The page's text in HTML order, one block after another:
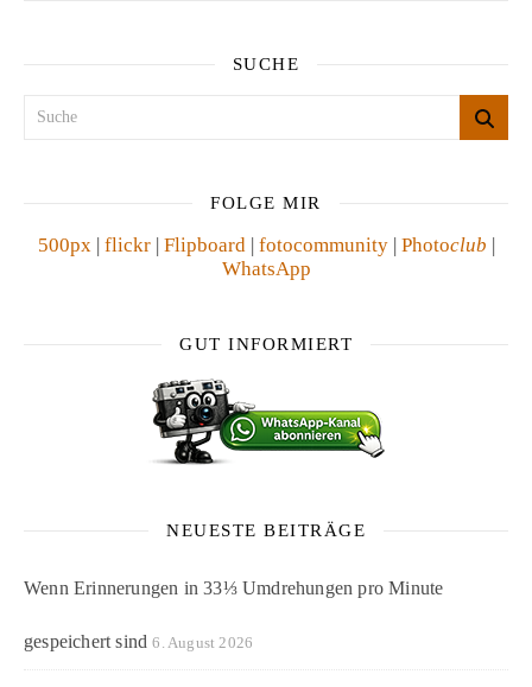
SUCHE
FOLGE MIR
500px| flickr| Flipboard| fotocommunity| Photoclub |
WhatsApp
GUT INFORMIERT
NEUESTE BEITRÄGE
Wenn Erinnerungen in 33⅓ Umdrehungen pro Minute
gespeichert sind 6. August 2026